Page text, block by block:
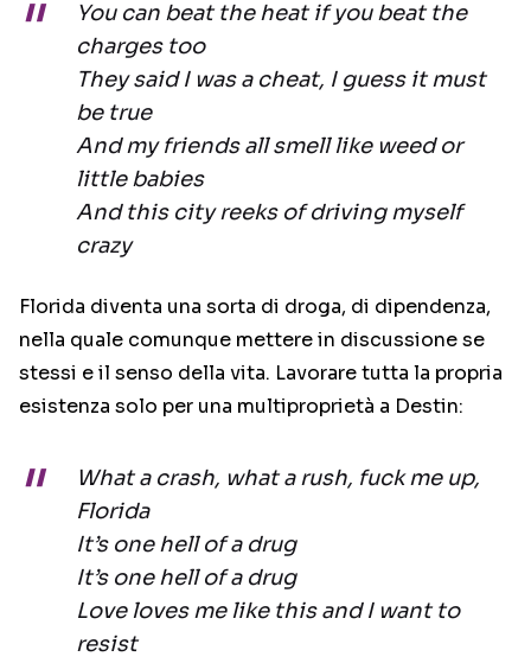
You can beat the heat if you beat the
charges too
They said I was a cheat, I guess it must
be true
And my friends all smell like weed or
little babies
And this city reeks of driving myself
crazy
Florida diventa una sorta di droga, di dipendenza,
nella quale comunque mettere in discussione se
stessi e il senso della vita. Lavorare tutta la propria
esistenza solo per una multiproprietà a Destin:
What a crash, what a rush, fuck me up,
Florida
It’s one hell of a drug
It’s one hell of a drug
Love loves me like this and I want to
resist